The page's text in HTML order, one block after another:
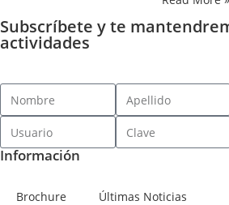
Subscríbete y te
actividades
Información
Brochure Últimas Noticias